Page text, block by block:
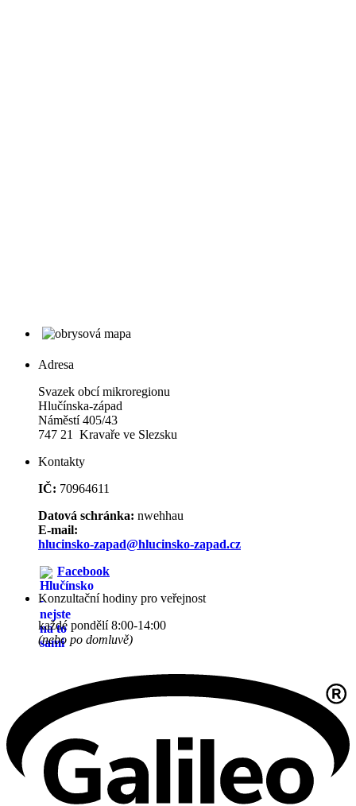
Adresa
Svazek obcí mikroregionu
Hlučínska-západ
Náměstí 405/43
747 21 Kravaře ve Slezsku
Kontakty
IČ: 70964611
Datová schránka: nwehhau
E-mail:
hlucinsko-zapad@hlucinsko-zapad.cz
Facebook
Konzultační hodiny pro veřejnost
každé pondělí 8:00-14:00
(nebo po domluvě)